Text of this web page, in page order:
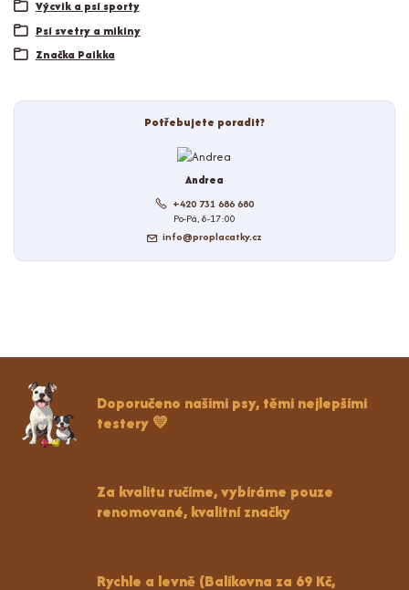
Výcvik a psí sporty
Psí svetry a mikiny
Značka Paikka
Potřebujete poradit?
Andrea
+420 731 686 680
Po-Pá, 8-17:00
info@proplacatky.cz
Doporučeno našimi psy, těmi nejlepšími
testery 💛
Za kvalitu ručíme, vybíráme pouze
renomované, kvalitní značky
Rychle a levně (Balíkovna za 69 Kč,